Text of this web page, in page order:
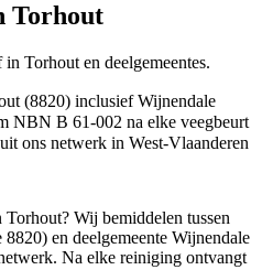
Torhout
Torhout en deelgemeentes.
(8820) inclusief Wijnendale
NBN B 61-002 na elke veegbeurt
ons netwerk in West-Vlaanderen
Wij bemiddelen tussen
en deelgemeente Wijnendale
Na elke reiniging ontvangt